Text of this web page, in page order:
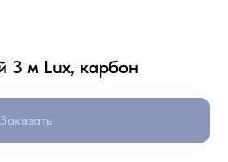
3 м Lux, карбон
Заказать